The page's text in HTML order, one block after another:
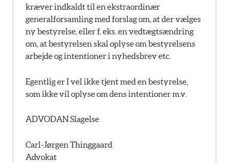
kræver indkaldt til en ekstraordinær
generalforsamling med forslag om, at der vælges
ny bestyrelse, eller f. eks. en vedtægtsændring
om, at bestyrelsen skal oplyse om bestyrelsens
arbejde og intentioner i nyhedsbrev etc.
Egentlig er I vel ikke tjent med en bestyrelse,
som ikke vil oplyse om dens intentioner m.v.
ADVODAN Slagelse
Carl-Jørgen Thinggaard
Advokat